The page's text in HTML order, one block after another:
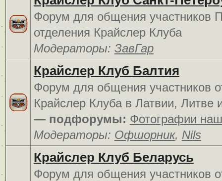
Форум для общения участников
отделения Крайслер Клуба
Модераторы: ЗавГар
Крайслер Клуб Балтия
Форум для общения участников
Крайслер Клуба в Латвии, Литве
— подфорумы: Фотографии
Модераторы: Офшорник, Nils
Крайслер Клуб Беларусь
Форум для общения участников